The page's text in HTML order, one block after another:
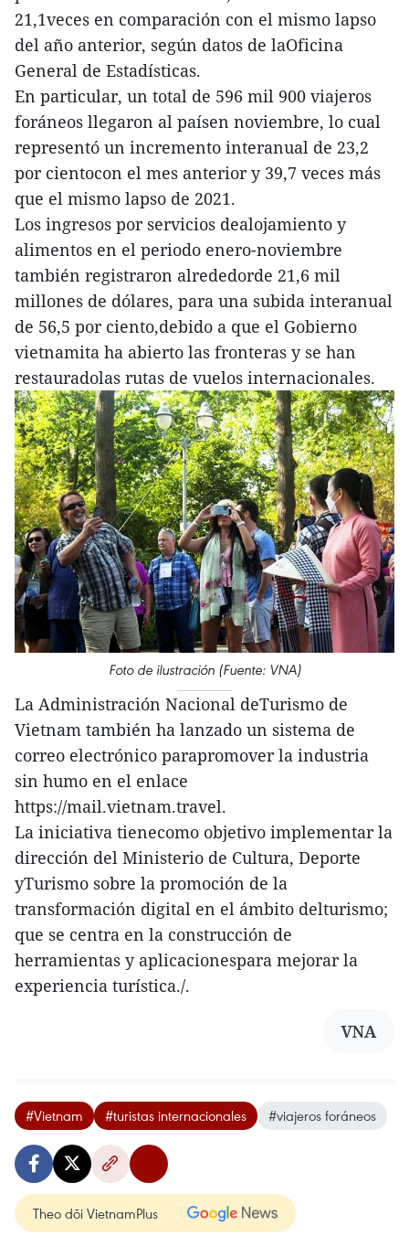
21,1veces en comparación con el mismo lapso
del año anterior, según datos de laOficina
General de Estadísticas.
En particular, un total de 596 mil 900 viajeros
foráneos llegaron al paísen noviembre, lo cual
representó un incremento interanual de 23,2
por cientocon el mes anterior y 39,7 veces más
que el mismo lapso de 2021.
Los ingresos por servicios dealojamiento y
alimentos en el periodo enero-noviembre
también registraron alrededorde 21,6 mil
millones de dólares, para una subida interanual
de 56,5 por ciento,debido a que el Gobierno
vietnamita ha abierto las fronteras y se han
restauradolas rutas de vuelos internacionales.
Foto de ilustración (Fuente: VNA)
La Administración Nacional deTurismo de
Vietnam también ha lanzado un sistema de
correo electrónico parapromover la industria
sin humo en el enlace
https://mail.vietnam.travel.
La iniciativa tienecomo objetivo implementar la
dirección del Ministerio de Cultura, Deporte
yTurismo sobre la promoción de la
transformación digital en el ámbito delturismo;
que se centra en la construcción de
herramientas y aplicacionespara mejorar la
experiencia turística./.
VNA
#Vietnam #turistas internacionales #viajeros foráneos
Theo dõi VietnamPlus